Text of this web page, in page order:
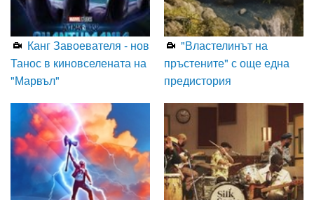
Канг Завоевателя - нов
Танос в киновселената на
"Марвъл"
"Властелинът на
пръстените" с още една
предистория